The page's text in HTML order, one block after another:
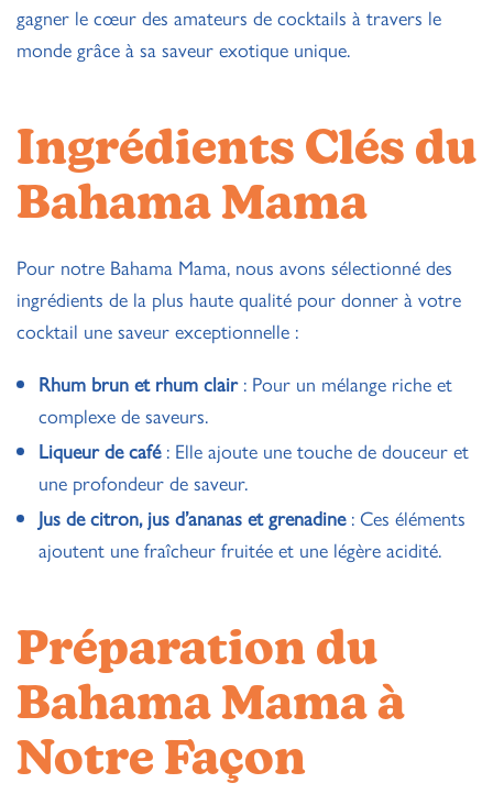
gagner le cœur des amateurs de cocktails à travers le
monde grâce à sa saveur exotique unique.
Ingrédients Clés du
Bahama Mama
Pour notre Bahama Mama, nous avons sélectionné des
ingrédients de la plus haute qualité pour donner à votre
cocktail une saveur exceptionnelle :
Rhum brun et rhum clair: Pour un mélange riche et
complexe de saveurs.
Liqueur de café: Elle ajoute une touche de douceur et
une profondeur de saveur.
Jus de citron, jus d’ananas et grenadine: Ces éléments
ajoutent une fraîcheur fruitée et une légère acidité.
Préparation du
Bahama Mama à
Notre Façon